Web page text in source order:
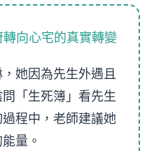
向心宅的真實轉變
她因為先生外遇且
「生死簿」看先生
程中，老師建議她
量。